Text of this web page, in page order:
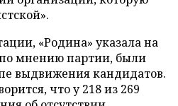
«Родина» указала на
мнению партии, были
выдвижения кандидатов.
что у 218 из 269